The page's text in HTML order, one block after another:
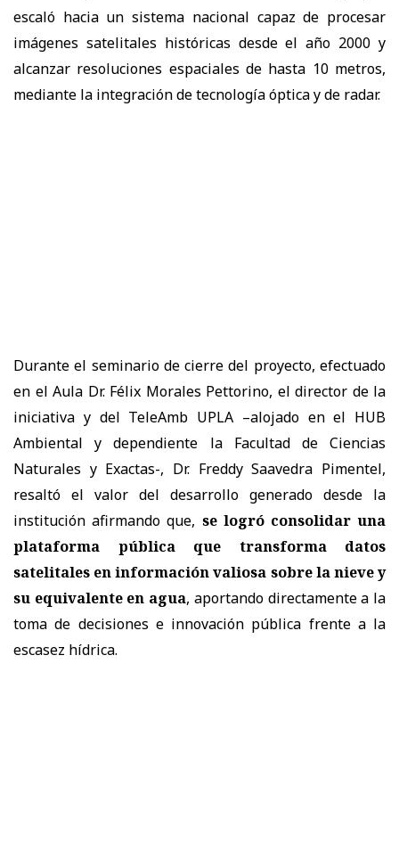
escaló hacia un sistema nacional capaz de procesar
imágenes satelitales históricas desde el año 2000 y
alcanzar resoluciones espaciales de hasta 10 metros,
mediante la integración de tecnología óptica y de radar.
Durante el seminario de cierre del proyecto, efectuado
en el Aula Dr. Félix Morales Pettorino, el director de la
iniciativa y del TeleAmb UPLA –alojado en el HUB
Ambiental y dependiente la Facultad de Ciencias
Naturales y Exactas-, Dr. Freddy Saavedra Pimentel,
resaltó el valor del desarrollo generado desde la
institución afirmando que, se logró consolidar una
plataforma pública que transforma datos
satelitales en información valiosa sobre la nieve y
su equivalente en agua, aportando directamente a la
toma de decisiones e innovación pública frente a la
escasez hídrica.